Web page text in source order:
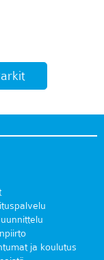
ja koulutus